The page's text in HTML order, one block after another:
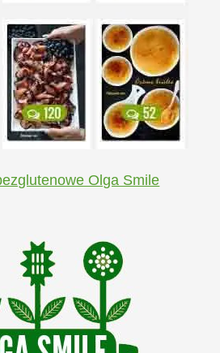
Olga Smile